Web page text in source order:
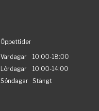
Öppettider
Vardagar 10:00-18:00
Lördagar 10:00-14:00
Söndagar Stängt